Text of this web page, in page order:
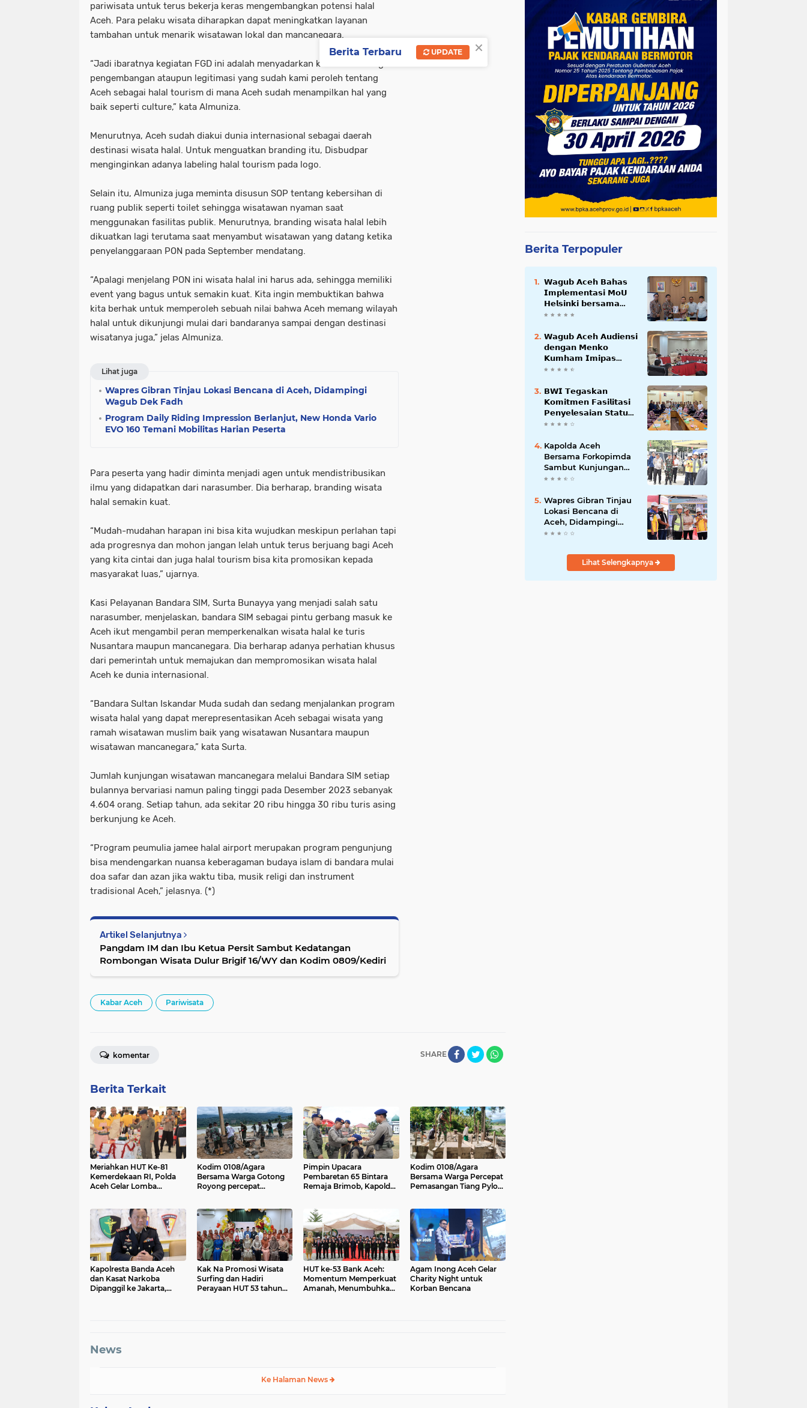
pariwisata untuk terus bekerja keras mengembangkan potensi halal
Aceh. Para pelaku wisata diharapkan dapat meningkatkan layanan
tambahan untuk menarik wisatawan lokal dan mancanegara.
“Jadi ibaratnya kegiatan FGD ini adalah menyadarkan kembali tentang
pengembangan ataupun legitimasi yang sudah kami peroleh tentang
Aceh sebagai halal tourism di mana Aceh sudah menampilkan hal yang
baik seperti culture,” kata Almuniza.
Menurutnya, Aceh sudah diakui dunia internasional sebagai daerah
destinasi wisata halal. Untuk menguatkan branding itu, Disbudpar
menginginkan adanya labeling halal tourism pada logo.
Selain itu, Almuniza juga meminta disusun SOP tentang kebersihan di
ruang publik seperti toilet sehingga wisatawan nyaman saat
menggunakan fasilitas publik. Menurutnya, branding wisata halal lebih
dikuatkan lagi terutama saat menyambut wisatawan yang datang ketika
penyelanggaraan PON pada September mendatang.
“Apalagi menjelang PON ini wisata halal ini harus ada, sehingga memiliki
event yang bagus untuk semakin kuat. Kita ingin membuktikan bahwa
kita berhak untuk memperoleh sebuah nilai bahwa Aceh memang wilayah
halal untuk dikunjungi mulai dari bandaranya sampai dengan destinasi
wisatanya juga,” jelas Almuniza.
Lihat juga
Wapres Gibran Tinjau Lokasi Bencana di Aceh, Didampingi
Wagub Dek Fadh
Program Daily Riding Impression Berlanjut, New Honda Vario
EVO 160 Temani Mobilitas Harian Peserta
Para peserta yang hadir diminta menjadi agen untuk mendistribusikan
ilmu yang didapatkan dari narasumber. Dia berharap, branding wisata
halal semakin kuat.
“Mudah-mudahan harapan ini bisa kita wujudkan meskipun perlahan tapi
ada progresnya dan mohon jangan lelah untuk terus berjuang bagi Aceh
yang kita cintai dan juga halal tourism bisa kita promosikan kepada
masyarakat luas,” ujarnya.
Kasi Pelayanan Bandara SIM, Surta Bunayya yang menjadi salah satu
narasumber, menjelaskan, bandara SIM sebagai pintu gerbang masuk ke
Aceh ikut mengambil peran memperkenalkan wisata halal ke turis
Nusantara maupun mancanegara. Dia berharap adanya perhatian khusus
dari pemerintah untuk memajukan dan mempromosikan wisata halal
Aceh ke dunia internasional.
“Bandara Sultan Iskandar Muda sudah dan sedang menjalankan program
wisata halal yang dapat merepresentasikan Aceh sebagai wisata yang
ramah wisatawan muslim baik yang wisatawan Nusantara maupun
wisatawan mancanegara,” kata Surta.
Jumlah kunjungan wisatawan mancanegara melalui Bandara SIM setiap
bulannya bervariasi namun paling tinggi pada Desember 2023 sebanyak
4.604 orang. Setiap tahun, ada sekitar 20 ribu hingga 30 ribu turis asing
berkunjung ke Aceh.
“Program peumulia jamee halal airport merupakan program pengunjung
bisa mendengarkan nuansa keberagaman budaya islam di bandara mulai
doa safar dan azan jika waktu tiba, musik religi dan instrument
tradisional Aceh,” jelasnya. (*)
Artikel Selanjutnya
Pangdam IM dan Ibu Ketua Persit Sambut Kedatangan
Rombongan Wisata Dulur Brigif 16/WY dan Kodim 0809/Kediri
Kabar Aceh Pariwisata
SHARE
komentar
Berita Terkait
Meriahkan HUT Ke-81
Kemerdekaan RI, Polda
Aceh Gelar Lomba
Kodim 0108/Agara
Bersama Warga Gotong
Royong percepat
Aceh Tenggara
Pimpin Upacara
Pembaretan 65 Bintara
Remaja Brimob, Kapolda
Kodim 0108/Agara
Bersama Warga Percepat
Pemasangan Tiang Pylon
Tenggara
Kapolresta Banda Aceh
dan Kasat Narkoba
Dipanggil ke Jakarta,
Kak Na Promosi Wisata
Surfing dan Hadiri
Perayaan HUT 53 tahun
HUT ke-53 Bank Aceh:
Momentum Memperkuat
Amanah, Menumbuhkan
Agam Inong Aceh Gelar
Charity Night untuk
Korban Bencana
News
Ke Halaman News
Berita Terpopuler
𝗪𝗮𝗴𝘂𝗯 𝗔𝗰𝗲𝗵 𝗕𝗮𝗵𝗮𝘀
𝗜𝗺𝗽𝗹𝗲𝗺𝗲𝗻𝘁𝗮𝘀𝗶 𝗠𝗼𝗨
𝗛𝗲𝗹𝘀𝗶𝗻𝗸𝗶 𝗯𝗲𝗿𝘀𝗮𝗺𝗮
𝗦𝗲𝗸𝗿𝗲𝘁𝗮𝗿𝗶𝗮𝘁 𝗡𝗲𝗴𝗮𝗿𝗮
𝗪𝗮𝗴𝘂𝗯 𝗔𝗰𝗲𝗵 𝗔𝘂𝗱𝗶𝗲𝗻𝘀𝗶
𝗱𝗲𝗻𝗴𝗮𝗻 𝗠𝗲𝗻𝗸𝗼
𝗞𝘂𝗺𝗵𝗮𝗺 𝗜𝗺𝗶𝗽𝗮𝘀
𝗧𝗲𝗿𝗸𝗮𝗶𝘁 𝗦𝘁𝗮𝘁𝘂𝘀 𝗪𝗮𝗸𝗮𝗳
𝗕𝗪𝗜 𝗧𝗲𝗴𝗮𝘀𝗸𝗮𝗻
𝗞𝗼𝗺𝗶𝘁𝗺𝗲𝗻 𝗙𝗮𝘀𝗶𝗹𝗶𝘁𝗮𝘀𝗶
𝗣𝗲𝗻𝘆𝗲𝗹𝗲𝘀𝗮𝗶𝗮𝗻 𝗦𝘁𝗮𝘁𝘂𝘀
𝗪𝗮𝗸𝗮𝗳 𝗕𝗹𝗮𝗻𝗴 𝗣𝗮𝗱𝗮𝗻𝗴
Kapolda Aceh
Bersama Forkopimda
Sambut Kunjungan
Kerja Wakil Presiden
Bireuen
Wapres Gibran Tinjau
Lokasi Bencana di
Aceh, Didampingi
Wagub Dek Fadh
Lihat Selengkapnya
×
Berita Terbaru UPDATE